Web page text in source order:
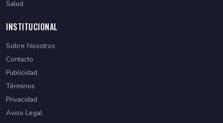
Salud
INSTITUCIONAL
Sobre Nosotros
Contacto
Publicidad
Términos
Privacidad
Aviso Legal